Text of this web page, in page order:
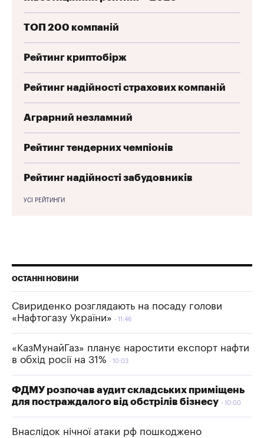
ТОП 200 компаній
Рейтинг криптобірж
Рейтинг надійності страхових компаній
Аграрний незламний
Рейтинг тендерних чемпіонів
Рейтинг надійності забудовників
УСІ РЕЙТИНГИ
ОСТАННІ НОВИНИ
Свириденко розглядають на посаду голови
«Нафтогазу України»
11:46
«КазМунайГаз» планує наростити експорт нафти
в обхід росії на 31%
10:03
ФДМУ розпочав аудит складських приміщень
для постраждалого від обстрілів бізнесу
10:00
Внаслідок нічної атаки рф пошкоджено